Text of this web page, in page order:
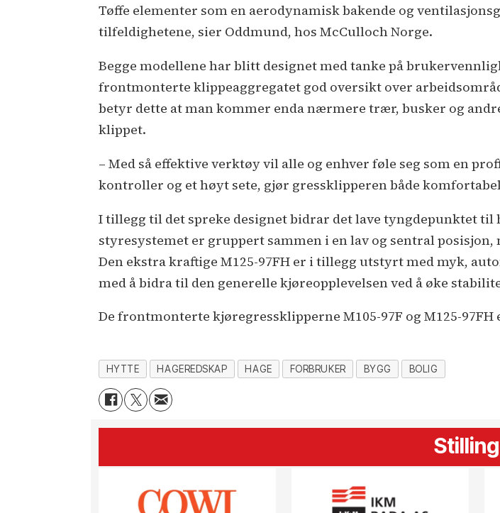
Tøffe elementer som en aerodynamisk bakende og
tilfeldighetene, sier Oddmund, hos McCulloch Norge.
Begge modellene har blitt designet med tanke på
frontmonterte klippeaggregatet god oversikt over
betyr dette at man kommer enda nærmere trær, busker og
klippet.
– Med så effektive verktøy vil alle og enhver føle seg som en
kontroller og et høyt sete, gjør gressklipperen både
I tillegg til det spreke designet bidrar det lave tyngdepunktet
styresystemet er gruppert sammen i en lav og sentral
Den ekstra kraftige M125-97FH er i tillegg utstyrt med myk,
med å bidra til den generelle kjøreopplevelsen ved å øke
De frontmonterte kjøregressklipperne M105-97F og M125-
HYTTE HAGEREDSKAP HAGE FORBRUKER BYGG BOLIG